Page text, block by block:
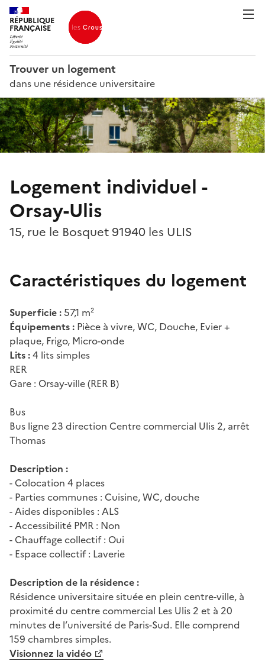
RÉPUBLIQUE
FRANÇAISE
Trouver un logement
dans une résidence universitaire
Logement individuel -
Orsay-Ulis
15, rue le Bosquet 91940 les ULIS
Caractéristiques du logement
Superficie : 57,1 m²
Équipements : Pièce à vivre, WC, Douche, Evier +
plaque, Frigo, Micro-onde
Lits :4 lits simples
RER
Gare : Orsay-ville (RER B)
Bus
Bus ligne 23 direction Centre commercial Ulis 2, arrêt
Thomas
Description :
- Colocation 4 places
- Parties communes : Cuisine, WC, douche
- Aides disponibles : ALS
- Accessibilité PMR : Non
- Chauffage collectif : Oui
- Espace collectif : Laverie
Description de la résidence :
Résidence universitaire située en plein centre-ville, à
proximité du centre commercial Les Ulis 2 et à 20
minutes de l’université de Paris-Sud. Elle comprend
159 chambres simples.
Visionnez la vidéo